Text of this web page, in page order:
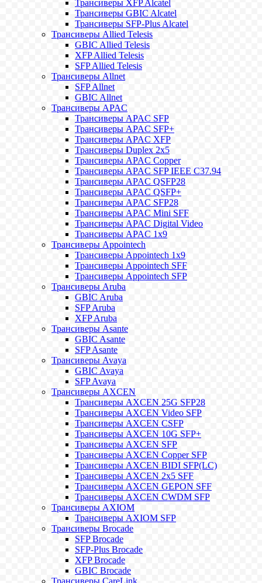
Трансиверы XFP Alcatel
Трансиверы GBIC Alcatel
Трансиверы SFP-Plus Alcatel
Трансиверы Allied Telesis
GBIC Allied Telesis
XFP Allied Telesis
SFP Allied Telesis
Трансиверы Allnet
SFP Allnet
GBIC Allnet
Трансиверы APAC
Трансиверы APAC SFP
Трансиверы APAC SFP+
Трансиверы APAC XFP
Трансиверы Duplex 2x5
Трансиверы APAC Copper
Трансиверы APAC SFP IEEE C37.94
Трансиверы APAC QSFP28
Трансиверы APAC QSFP+
Трансиверы APAC SFP28
Трансиверы APAC Mini SFF
Трансиверы APAC Digital Video
Трансиверы APAC 1x9
Трансиверы Appointech
Трансиверы Appointech 1x9
Трансиверы Appointech SFF
Трансиверы Appointech SFP
Трансиверы Aruba
GBIC Aruba
SFP Aruba
XFP Aruba
Трансиверы Asante
GBIC Asante
SFP Asante
Трансиверы Avaya
GBIC Avaya
SFP Avaya
Трансиверы AXCEN
Трансиверы AXCEN 25G SFP28
Трансиверы AXCEN Video SFP
Трансиверы AXCEN CSFP
Трансиверы AXCEN 10G SFP+
Трансиверы AXCEN SFP
Трансиверы AXCEN Copper SFP
Трансиверы AXCEN BIDI SFP(LC)
Трансиверы AXCEN 2x5 SFF
Трансиверы AXCEN GEPON SFF
Трансиверы AXCEN CWDM SFP
Трансиверы AXIOM
Трансиверы AXIOM SFP
Трансиверы Brocade
SFP Brocade
SFP-Plus Brocade
XFP Brocade
GBIC Brocade
Трансиверы CareLink